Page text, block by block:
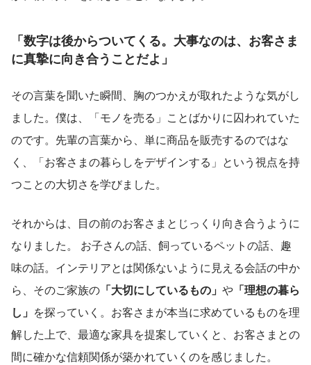
「数字は後からついてくる。大事なのは、お客さま
に真摯に向き合うことだよ」
その言葉を聞いた瞬間、胸のつかえが取れたような気がし
ました。僕は、「モノを売る」ことばかりに囚われていた
のです。先輩の言葉から、単に商品を販売するのではな
く、「お客さまの暮らしをデザインする」という視点を持
つことの大切さを学びました。
それからは、目の前のお客さまとじっくり向き合うように
なりました。 お子さんの話、飼っているペットの話、趣
味の話。インテリアとは関係ないように見える会話の中か
ら、そのご家族の 「大切にしているもの」 や 「理想の暮ら
し」 を探っていく。お客さまが本当に求めているものを理
解した上で、最適な家具を提案していくと、お客さまとの
間に確かな信頼関係が築かれていくのを感じました。